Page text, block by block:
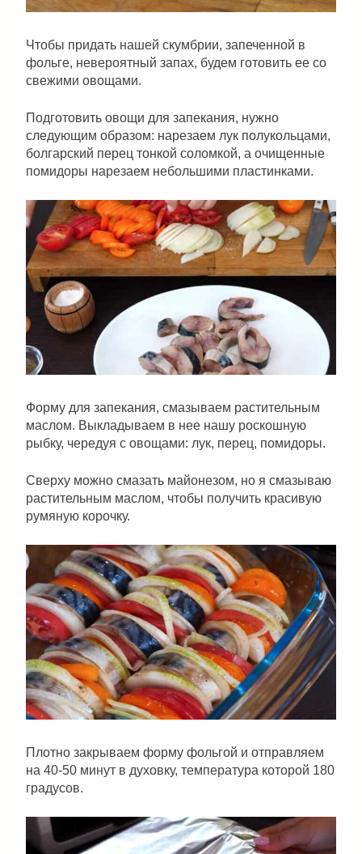
Чтобы придать нашей скумбрии, запеченной в
фольге, невероятный запах, будем готовить ее со
свежими овощами.
Подготовить овощи для запекания, нужно
следующим образом: нарезаем лук полукольцами,
болгарский перец тонкой соломкой, а очищенные
помидоры нарезаем небольшими пластинками.
Форму для запекания, смазываем растительным
маслом. Выкладываем в нее нашу роскошную
рыбку, чередуя с овощами: лук, перец, помидоры.
Сверху можно смазать майонезом, но я смазываю
растительным маслом, чтобы получить красивую
румяную корочку.
Плотно закрываем форму фольгой и отправляем
на 40-50 минут в духовку, температура которой 180
градусов.